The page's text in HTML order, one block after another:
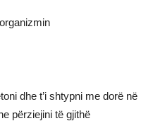
dhe t’i shtypni me dorë në
përziejini të gjithë